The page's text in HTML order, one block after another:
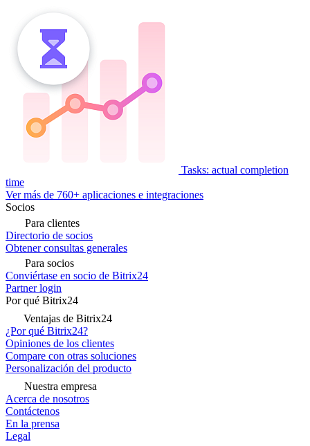
Tasks: actual completion
time
Ver más de 760+ aplicaciones e integraciones
Socios
Para clientes
Directorio de socios
Obtener consultas generales
Para socios
Conviértase en socio de Bitrix24
Partner login
Por qué Bitrix24
Ventajas de Bitrix24
¿Por qué Bitrix24?
Opiniones de los clientes
Compare con otras soluciones
Personalización del producto
Nuestra empresa
Acerca de nosotros
Contáctenos
En la prensa
Legal